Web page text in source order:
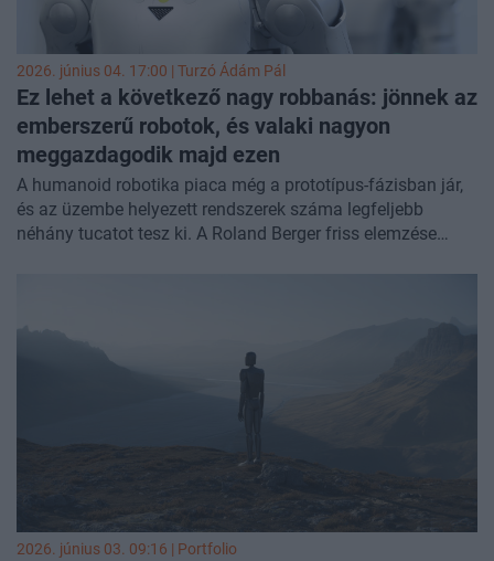
2026. június 04. 17:00 | Turzó Ádám Pál
Ez lehet a következő nagy robbanás: jönnek az
emberszerű robotok, és valaki nagyon
meggazdagodik majd ezen
A humanoid robotika piaca még a prototípus-fázisban jár,
és az üzembe helyezett rendszerek száma legfeljebb
néhány tucatot tesz ki. A Roland Berger friss elemzése
Az Nvidia egy kínai robotgyártóval áll össze, hogy
tömeggyártott robotokkal törjenek be a robbanás előtt álló
2026. június 03. 09:16 | Portfolio